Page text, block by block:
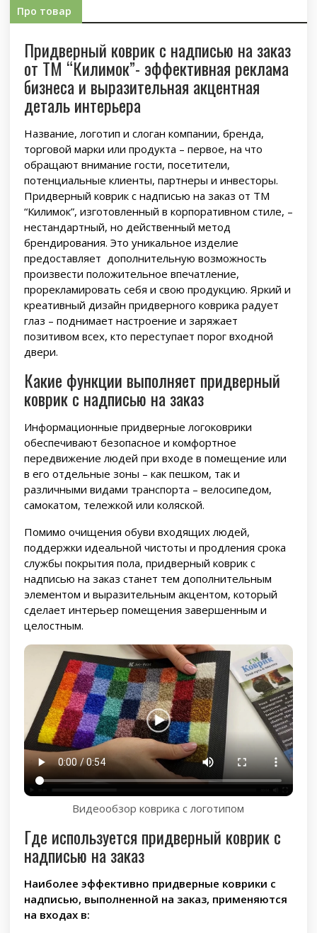
Про товар
Придверный коврик с надписью на заказ
от ТМ “Килимок”- эффективная реклама
бизнеса и выразительная акцентная
деталь интерьера
Название, логотип и слоган компании, бренда,
торговой марки или продукта – первое, на что
обращают внимание гости, посетители,
потенциальные клиенты, партнеры и инвесторы.
Придверный коврик с надписью на заказ от ТМ
“Килимок”, изготовленный в корпоративном стиле, –
нестандартный, но действенный метод
брендирования. Это уникальное изделие
предоставляет дополнительную возможность
произвести положительное впечатление,
прорекламировать себя и свою продукцию. Яркий и
креативный дизайн придверного коврика радует
глаз – поднимает настроение и заряжает
позитивом всех, кто переступает порог входной
двери.
Какие функции выполняет придверный
коврик с надписью на заказ
Информационные придверные логоковрики
обеспечивают безопасное и комфортное
передвижение людей при входе в помещение или
в его отдельные зоны – как пешком, так и
различными видами транспорта – велосипедом,
самокатом, тележкой или коляской.
Помимо очищения обуви входящих людей,
поддержки идеальной чистоты и продления срока
службы покрытия пола, придверный коврик с
надписью на заказ станет тем дополнительным
элементом и выразительным акцентом, который
сделает интерьер помещения завершенным и
целостным.
Видеообзор коврика с логотипом
Где используется придверный коврик с
надписью на заказ
Наиболее эффективно придверные коврики с
надписью, выполненной на заказ, применяются
на входах в: